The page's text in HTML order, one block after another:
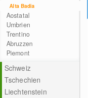
Alta Badia
Aostatal
Umbrien
Trentino
Abruzzen
Piemont
Schweiz
Tschechien
Liechtenstein